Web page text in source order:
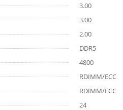
3.00
3.00
2.00
DDR5
4800
RDIMM/ECC
RDIMM/ECC
24